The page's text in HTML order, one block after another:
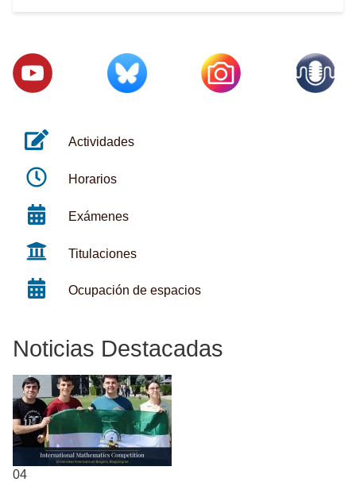
Actividades
Horarios
Exámenes
Titulaciones
Ocupación de espacios
Noticias Destacadas
04